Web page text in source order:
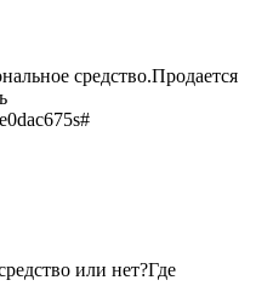
средство.Продается
или нет?Где